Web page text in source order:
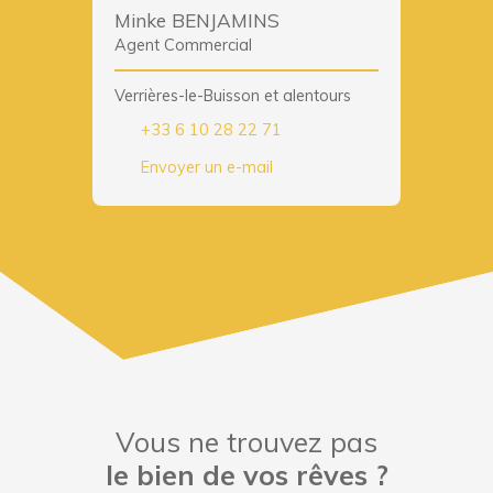
Minke BENJAMINS
Agent Commercial
Verrières-le-Buisson et alentours
+33 6 10 28 22 71
Envoyer un e-mail
Vous ne trouvez pas
le bien de vos rêves ?